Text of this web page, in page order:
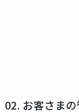
02. お客さま